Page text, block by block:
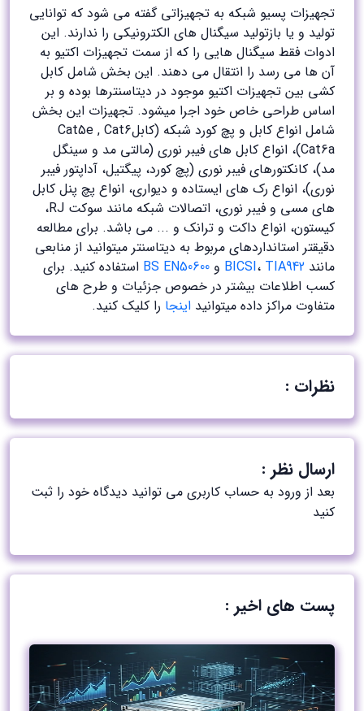
تجهیزات پسیو شبکه به تجهیزاتی گفته می شود که توانایی
تولید و یا بازتولید سیگنال های الکترونیکی را ندارند. این
ادوات فقط سیگنال هایی را که از سمت تجهیزات اکتیو به
آن ها می رسد را انتقال می دهند. این بخش شامل کابل
کشی بین تجهیزات اکتیو موجود در دیتاسنترها بوده و بر
اساس طراحی خاص خود اجرا میشود. تجهیزات این بخش
شامل انواع کابل و پچ کورد شبکه (کابلCat5e , Cat6
Cat6a)، انواع کابل های فیبر نوری (مالتی مد و سینگل
مد)، کانکتورهای فیبر نوری (پچ کورد، پیگتیل، آداپتور فیبر
نوری)، انواع رک های ایستاده و دیواری، انواع پچ پنل کابل
های مسی و فیبر نوری، اتصالات شبکه مانند سوکت RJ،
کیستون، انواع داکت و ترانک و ... می باشد. برای مطالعه
دقیقتر استانداردهای مربوط به دیتاسنتر میتوانید از منابعی
مانند
BICSI، TIA942 و BS EN50600 استفاده کنید. برای
کسب اطلاعات بیشتر در خصوص جزئیات و طرح های
متفاوت مراکز داده میتوانید اینجا را کلیک کنید.
نظرات :
ارسال نظر :
بعد از ورود به حساب کاربری می توانید دیدگاه خود را ثبت
کنید
پست های اخیر :